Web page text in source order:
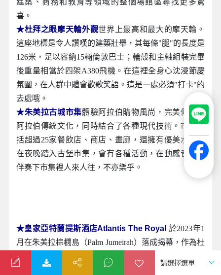
建築、商務和教育等領域的整個場館區尋找更多驚
喜。
★杜拜之眼摩天輪外觀世界上最高和最大的摩天輪。
這座地標是令人讚嘆的建築壯舉，其每條"腿"的長度是
126米，足以容納15輛倫敦巴士；輪殼和主軸組裝完畢
後重量相當於四架A380飛機。在這裡全身心沈浸節慶
氛圍，在人群中體會歡歌笑語。這是一處必須"打卡"的
去處哦。
★朱美拉古城市集體驗阿拉伯購物風尚，完美傳承了
阿拉伯傳統文化，同時結合了各種現代技術。市集包
括超過25家餐飲店、商店、畫廊，還擁有優美水景。
在夜晚踏入古堡市集，會有各種活動，在動感音樂的
伴奏下市集裡人來人往，不亦樂乎。
★皇家亞特蘭提斯酒店Atlantis The Royal 於2023年1
月在朱美拉棕櫚島（Palm Jumeirah）落成揭幕，作為杜
拜新地標掀起追捧熱潮。美輪美奐的酒店大樓融合了
突破常規的建築設計，和奢華富麗的室內裝潢。該建